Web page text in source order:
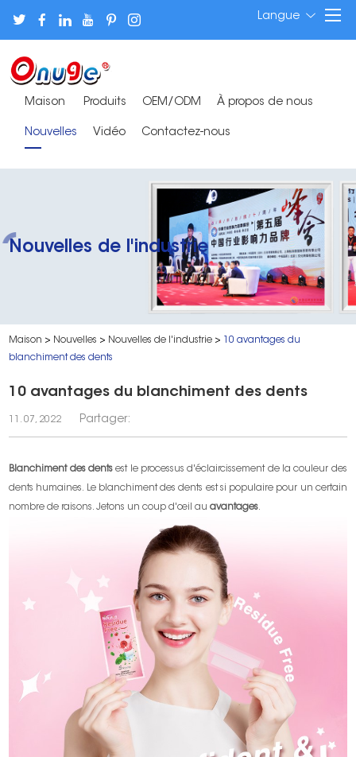
Langue
Maison Produits OEM/ODM À propos de nous
Nouvelles Vidéo Contactez-nous
Nouvelles de l'industrie
Maison > Nouvelles > Nouvelles de l'industrie >
10 avantages du
blanchiment des dents
10 avantages du blanchiment des dents
11. 07, 2022 Partager:
Blanchiment des dentsest le processus d'éclaircissement de la couleur des
dents humaines. Le blanchiment des dents est si populaire pour un certain
nombre de raisons. Jetons un coup d'œil auavantages.